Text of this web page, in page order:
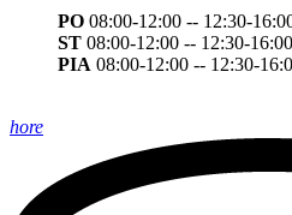
PO 08:00-12:00 -- 12:30-
ST 08:00-12:00 -- 12:30-16:00
PIA 08:00-12:00 -- 12:30-
hore